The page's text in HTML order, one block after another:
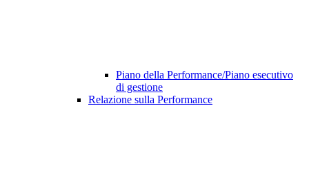
Piano della Performance/Piano esecutivo
di gestione
Relazione sulla Performance